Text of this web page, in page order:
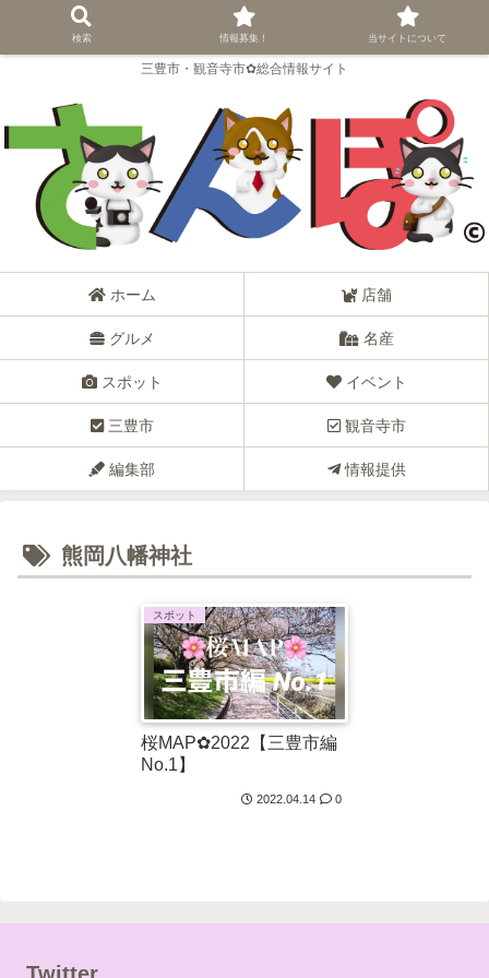
三豊市・観音寺市✿総合情報サイト
ホーム 店舗
グルメ 名産
スポット イベント
三豊市 観音寺市
編集部 情報提供
熊岡八幡神社
スポット
桜MAP✿2022【三豊市編
No.1】
2022.04.14 0
Twitter
検索 情報募集！ 当サイトについて